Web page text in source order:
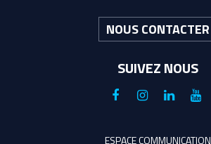
NOUS CONTACTER
SUIVEZ NOUS
Lien
le
Lien
le
Lien
le
Lien
la
ESPACE COMMUNICATION